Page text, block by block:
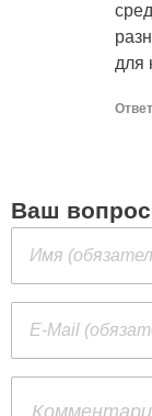
для
Ваш